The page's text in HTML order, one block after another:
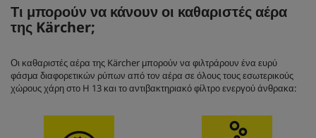
Τι μπορούν να κάνουν οι καθαριστές αέρα
της Kärcher;
Οι καθαριστές αέρα της Kärcher μπορούν να φιλτράρουν ένα ευρύ
φάσμα διαφορετικών ρύπων από τον αέρα σε όλους τους εσωτερικούς
χώρους χάρη στο H 13 και το αντιβακτηριακό φίλτρο ενεργού άνθρακα: